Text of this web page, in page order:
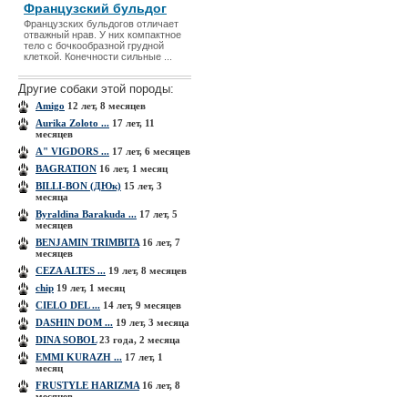
Французский бульдог
Французских бульдогов отличает
отважный нрав. У них компактное
тело с бочкообразной грудной
клеткой. Конечности сильные ...
Другие собаки этой породы:
Amigo 12 лет, 8 месяцев
Aurika Zoloto ... 17 лет, 11
месяцев
A" VIGDORS ... 17 лет, 6 месяцев
BAGRATION 16 лет, 1 месяц
BILLI-BON (ДЮк) 15 лет, 3
месяца
Byraldina Barakuda ... 17 лет, 5
месяцев
BЕNJAMIN TRIMBITA 16 лет, 7
месяцев
CEZA ALTES ... 19 лет, 8 месяцев
chip 19 лет, 1 месяц
CIELO DEL ... 14 лет, 9 месяцев
DASHIN DOM ... 19 лет, 3 месяца
DINA SOBOL23 года, 2 месяца
EMMI KURAZH ... 17 лет, 1
месяц
FRUSTYLE HARIZMA 16 лет, 8